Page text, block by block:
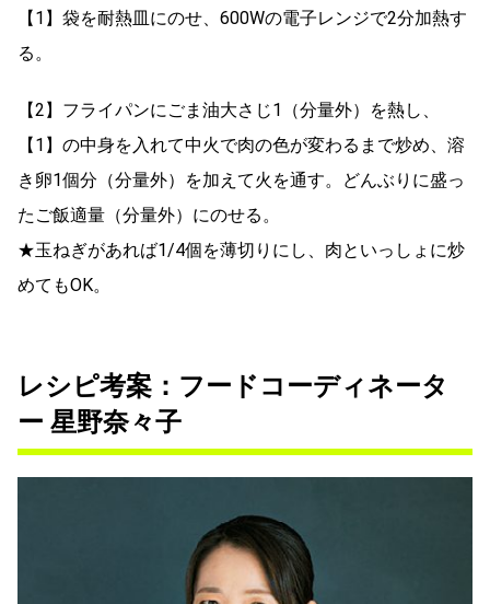
【1】袋を耐熱皿にのせ、600Wの電子レンジで2分加熱す
る。
【2】フライパンにごま油大さじ1（分量外）を熱し、
【1】の中身を入れて中火で肉の色が変わるまで炒め、溶
き卵1個分（分量外）を加えて火を通す。どんぶりに盛っ
たご飯適量（分量外）にのせる。
★玉ねぎがあれば1/4個を薄切りにし、肉といっしょに炒
めてもOK。
レシピ考案：フードコーディネータ
ー 星野奈々子